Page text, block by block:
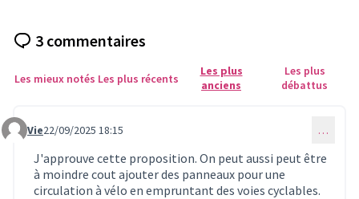
3 commentaires
Les mieux notés Les plus récents
Les plus
anciens
Les plus
débattus
Commentaire 346
Vie22/09/2025 18:15 …
J'approuve cette proposition. On peut aussi peut être
à moindre cout ajouter des panneaux pour une
circulation à vélo en empruntant des voies cyclables.